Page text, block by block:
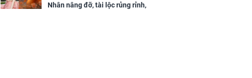
Nhân nâng đỡ, tài lộc rủng rỉnh,